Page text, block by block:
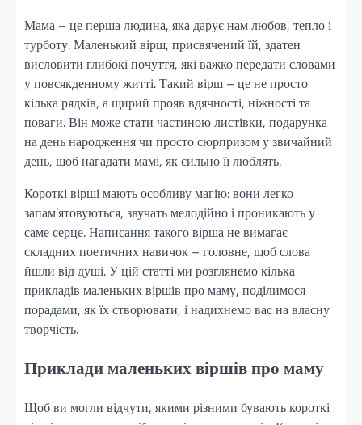
Мама – це перша людина, яка дарує нам любов, тепло і
турботу. Маленький вірш, присвячений їй, здатен
висловити глибокі почуття, які важко передати словами
у повсякденному житті. Такий вірш – це не просто
кілька рядків, а щирий прояв вдячності, ніжності та
поваги. Він може стати частиною листівки, подарунка
на день народження чи просто сюрпризом у звичайний
день, щоб нагадати мамі, як сильно її люблять.
Короткі вірші мають особливу магію: вони легко
запам’ятовуються, звучать мелодійно і проникають у
саме серце. Написання такого вірша не вимагає
складних поетичних навичок – головне, щоб слова
йшли від душі. У цій статті ми розглянемо кілька
прикладів маленьких віршів про маму, поділимося
порадами, як їх створювати, і надихнемо вас на власну
творчість.
Приклади маленьких віршів про маму
Щоб ви могли відчути, якими різними бувають короткі